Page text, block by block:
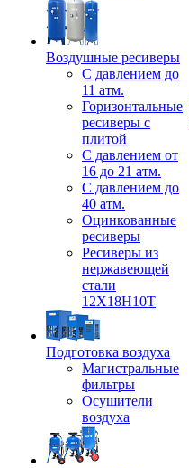
Воздушные ресиверы
С давлением до
11 атм.
Горизонтальные
ресиверы с
плитой
С давлением от
16 до 21 атм.
С давлением до
40 атм.
Оцинкованные
ресиверы
Ресиверы из
нержавеющей
стали
12Х18Н10Т
Подготовка воздуха
Магистральные
фильтры
Осушители
воздуха